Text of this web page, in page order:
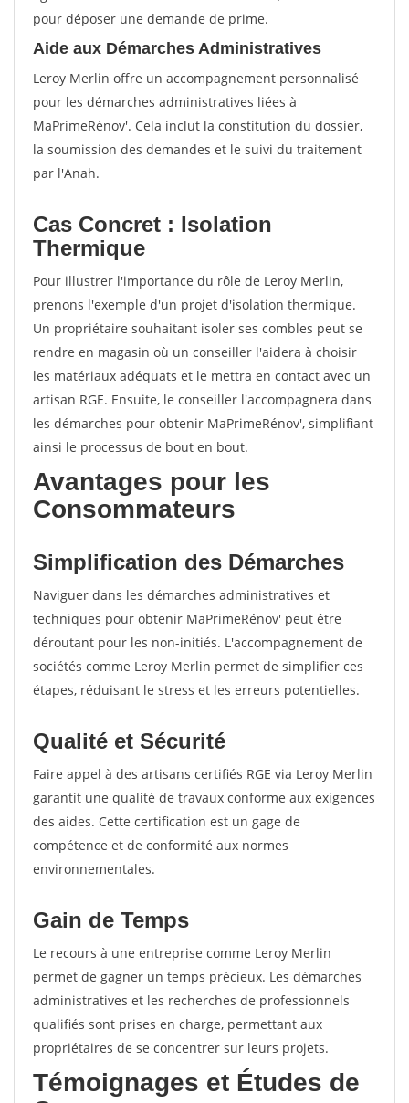
pour déposer une demande de prime.
Aide aux Démarches Administratives
Leroy Merlin offre un accompagnement personnalisé
pour les démarches administratives liées à
MaPrimeRénov'. Cela inclut la constitution du dossier,
la soumission des demandes et le suivi du traitement
par l'Anah.
Cas Concret : Isolation
Thermique
Pour illustrer l'importance du rôle de Leroy Merlin,
prenons l'exemple d'un projet d'isolation thermique.
Un propriétaire souhaitant isoler ses combles peut se
rendre en magasin où un conseiller l'aidera à choisir
les matériaux adéquats et le mettra en contact avec un
artisan RGE. Ensuite, le conseiller l'accompagnera dans
les démarches pour obtenir MaPrimeRénov', simplifiant
ainsi le processus de bout en bout.
Avantages pour les
Consommateurs
Simplification des Démarches
Naviguer dans les démarches administratives et
techniques pour obtenir MaPrimeRénov' peut être
déroutant pour les non-initiés. L'accompagnement de
sociétés comme Leroy Merlin permet de simplifier ces
étapes, réduisant le stress et les erreurs potentielles.
Qualité et Sécurité
Faire appel à des artisans certifiés RGE via Leroy Merlin
garantit une qualité de travaux conforme aux exigences
des aides. Cette certification est un gage de
compétence et de conformité aux normes
environnementales.
Gain de Temps
Le recours à une entreprise comme Leroy Merlin
permet de gagner un temps précieux. Les démarches
administratives et les recherches de professionnels
qualifiés sont prises en charge, permettant aux
propriétaires de se concentrer sur leurs projets.
Témoignages et Études de